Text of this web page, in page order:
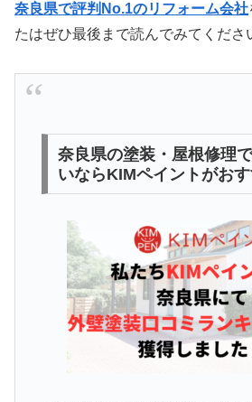
奈良県で評判No.1のリフォーム会社
たはぜひ最後まで読んでみてくださ
奈良県の塗装・屋根修理
いならKIMペイントがおす